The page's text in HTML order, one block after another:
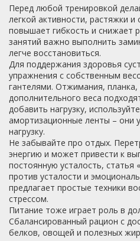
Перед любой тренировкой
легкой активности, растяжки
повышает гибкость и снижает
занятий важно выполнить
легче восстановиться.
Для поддержания здоровья
упражнения с собственным
гантелями. Отжимания, планка,
дополнительного веса
добавить нагрузку,
амортизационные ленты – они
нагрузку.
Не забывайте про отдых.
энергию и может привести к
постоянную усталость, статья
против усталости и
предлагает простые техники
стрессом.
Питание тоже играет роль в
Сбалансированный рацион с
белков, овощей и полезных